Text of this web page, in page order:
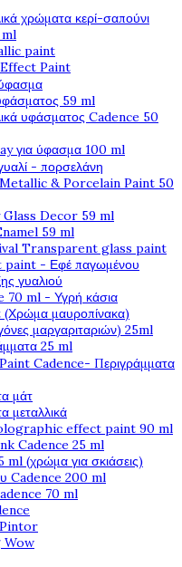
χρώματα κερί-σαπούνι
paint
Paint
59 ml
υφάσματος Cadence 50
για ύφασμα 100 ml
- πορσελάνη
& Porcelain Paint 50
Decor 59 ml
59 ml
Transparent glass paint
- Εφέ παγωμένου
γυαλιού
70 ml - Υγρή κάσια
μαυροπίνακα)
μαργαριταριών) 25ml
25 ml
Cadence- Περιγράμματα
μάτ
μεταλλικά
effect paint 90 ml
Cadence 25 ml
(χρώμα για σκιάσεις)
Cadence 200 ml
70 ml
Wow